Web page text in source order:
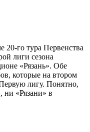
20-го тура Первенства
лиги сезона
«Рязань». Обе
которые на втором
лигу. Понятно,
ни «Рязани» в